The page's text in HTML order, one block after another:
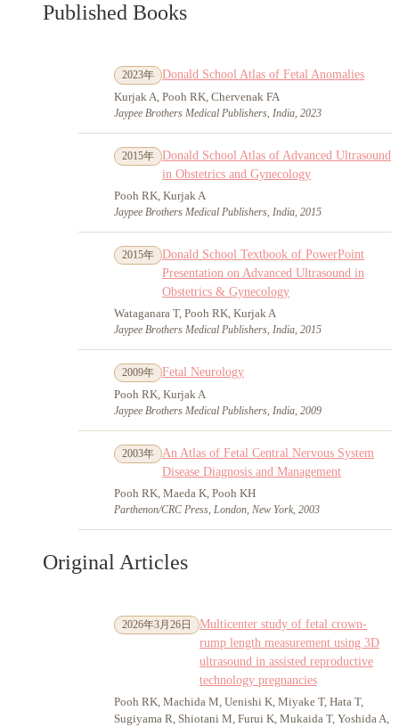
Published Books
2023年
Donald School Atlas of Fetal Anomalies
Kurjak A, Pooh RK, Chervenak FA
Jaypee Brothers Medical Publishers, India, 2023
2015年
Donald School Atlas of Advanced Ultrasound
in Obstetrics and Gynecology
Pooh RK, Kurjak A
Jaypee Brothers Medical Publishers, India, 2015
2015年
Donald School Textbook of PowerPoint
Presentation on Advanced Ultrasound in
Obstetrics & Gynecology
Wataganara T, Pooh RK, Kurjak A
Jaypee Brothers Medical Publishers, India, 2015
2009年
Fetal Neurology
Pooh RK, Kurjak A
Jaypee Brothers Medical Publishers, India, 2009
2003年
An Atlas of Fetal Central Nervous System
Disease Diagnosis and Management
Pooh RK, Maeda K, Pooh KH
Parthenon/CRC Press, London, New York, 2003
Original Articles
2026年3月26日
Multicenter study of fetal crown-
rump length measurement using 3D
ultrasound in assisted reproductive
technology pregnancies
Pooh RK, Machida M, Uenishi K, Miyake T, Hata T,
Sugiyama R, Shiotani M, Furui K, Mukaida T, Yoshida A,